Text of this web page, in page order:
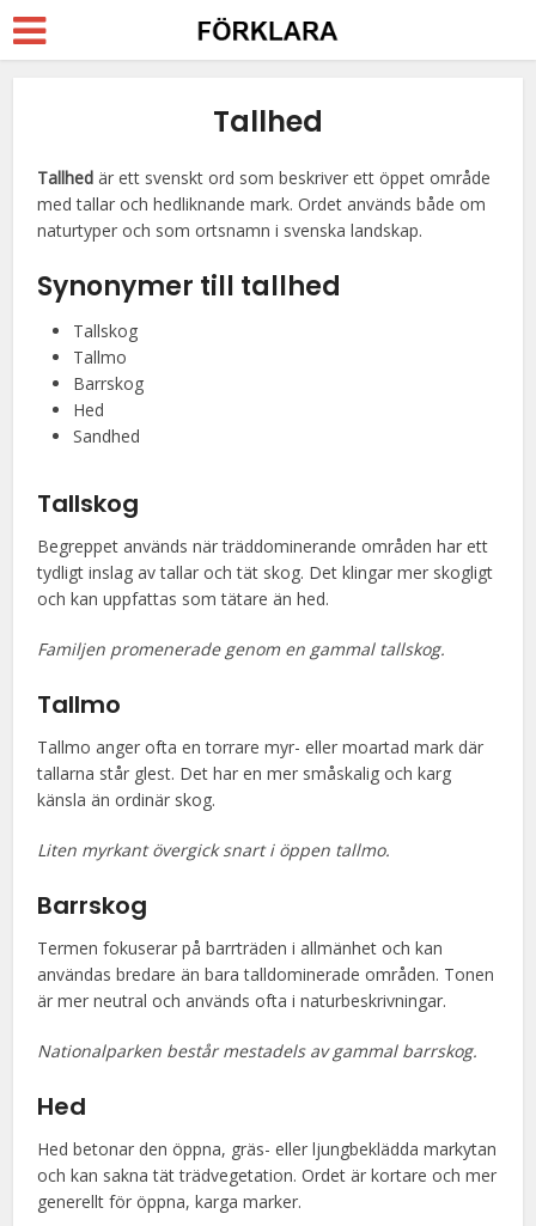
Tallhed
Tallhed är ett svenskt ord som beskriver ett öppet område
med tallar och hedliknande mark. Ordet används både om
naturtyper och som ortsnamn i svenska landskap.
Synonymer till tallhed
Tallskog
Tallmo
Barrskog
Hed
Sandhed
Tallskog
Begreppet används när träddominerande områden har ett
tydligt inslag av tallar och tät skog. Det klingar mer skogligt
och kan uppfattas som tätare än hed.
Familjen promenerade genom en gammal tallskog.
Tallmo
Tallmo anger ofta en torrare myr- eller moartad mark där
tallarna står glest. Det har en mer småskalig och karg
känsla än ordinär skog.
Liten myrkant övergick snart i öppen tallmo.
Barrskog
Termen fokuserar på barrträden i allmänhet och kan
användas bredare än bara talldominerade områden. Tonen
är mer neutral och används ofta i naturbeskrivningar.
Nationalparken består mestadels av gammal barrskog.
Hed
Hed betonar den öppna, gräs- eller ljungbeklädda markytan
och kan sakna tät trädvegetation. Ordet är kortare och mer
generellt för öppna, karga marker.